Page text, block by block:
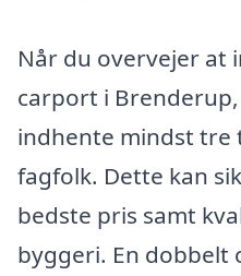
Når du overvejer at
carport i
indhente mindst tre
fagfolk. Dette kan
bedste pris samt
byggeri. En